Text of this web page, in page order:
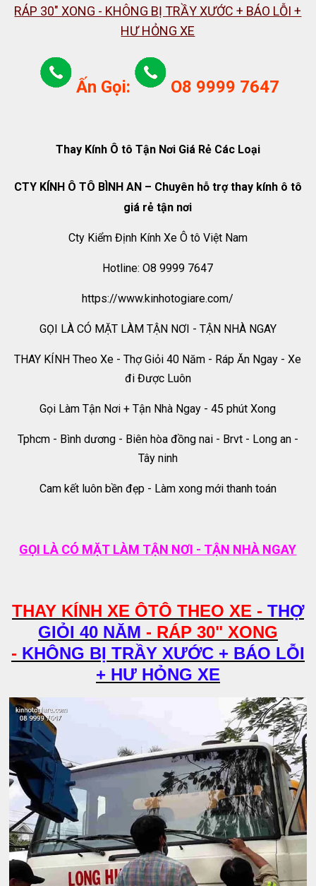
RÁP 30" XONG - KHÔNG BỊ TRẦY XƯỚC + BÁO LỖI +
HƯ HỎNG XE
Ấn Gọi: O8 9999 7647
Thay Kính Ô tô Tận Nơi Giá Rẻ Các Loại
CTY KÍNH Ô TÔ BÌNH AN – Chuyên hỗ trợ thay kính ô tô
giá rẻ tận nơi
Cty Kiểm Định Kính Xe Ô tô Việt Nam
Hotline: O8 9999 7647
https://www.kinhotogiare.com/
GỌI LÀ CÓ MẶT LÀM TẬN NƠI - TẬN NHÀ NGAY
THAY KÍNH Theo Xe - Thợ Giỏi 40 Năm - Ráp Ăn Ngay - Xe
đi Được Luôn
Gọi Làm Tận Nơi + Tận Nhà Ngay - 45 phút Xong
Tphcm - Bình dương - Biên hòa đồng nai - Brvt - Long an -
Tây ninh
Cam kết luôn bền đẹp - Làm xong mới thanh toán
GỌI LÀ CÓ MẶT LÀM TẬN NƠI - TẬN NHÀ NGAY
THAY KÍNH XE ÔTÔ THEO XE - THỢ
GIỎI 40 NĂM - RÁP 30" XONG
- KHÔNG BỊ TRẦY XƯỚC + BÁO LỖI
+ HƯ HỎNG XE